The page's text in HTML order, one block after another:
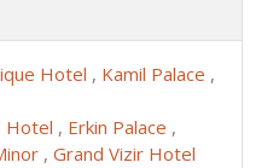
Hotel , Kamil Palace ,
Hotel , Erkin Palace ,
, Grand Vizir Hotel